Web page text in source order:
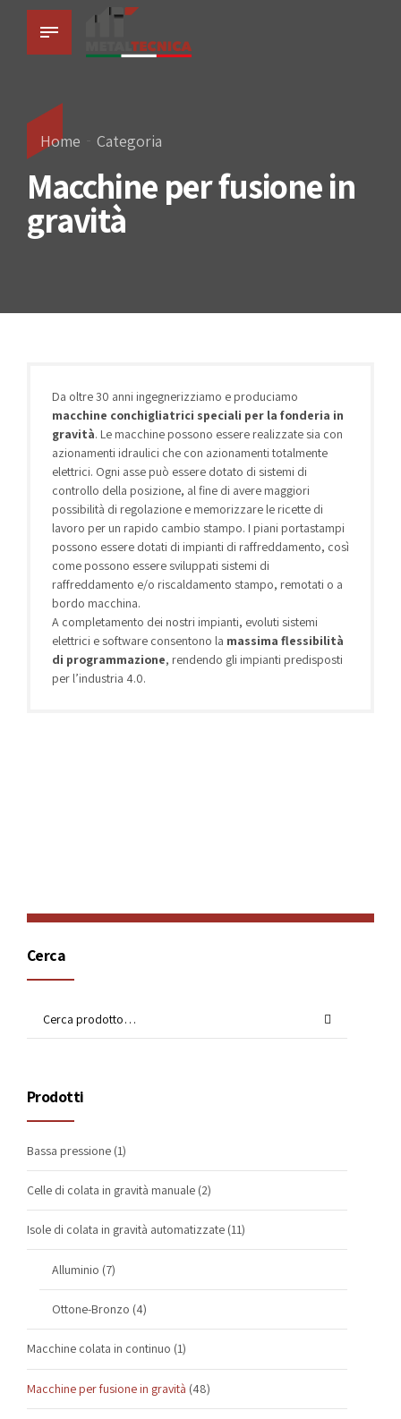
Home Categoria
Macchine per fusione in
gravità
Da oltre 30 anni ingegnerizziamo e produciamo
macchine conchigliatrici speciali per la fonderia in
gravità. Le macchine possono essere realizzate sia con
azionamenti idraulici che con azionamenti totalmente
elettrici. Ogni asse può essere dotato di sistemi di
controllo della posizione, al fine di avere maggiori
possibilità di regolazione e memorizzare le ricette di
lavoro per un rapido cambio stampo. I piani portastampi
possono essere dotati di impianti di raffreddamento, così
come possono essere sviluppati sistemi di
raffreddamento e/o riscaldamento stampo, remotati o a
bordo macchina.
A completamento dei nostri impianti, evoluti sistemi
elettrici e software consentono la massima flessibilità
di programmazione, rendendo gli impianti predisposti
per l’industria 4.0.
Cerca
Prodotti
Bassa pressione (1)
Celle di colata in gravità manuale (2)
Isole di colata in gravità automatizzate (11)
Alluminio (7)
Ottone-Bronzo (4)
Macchine colata in continuo (1)
Macchine per fusione in gravità (48)